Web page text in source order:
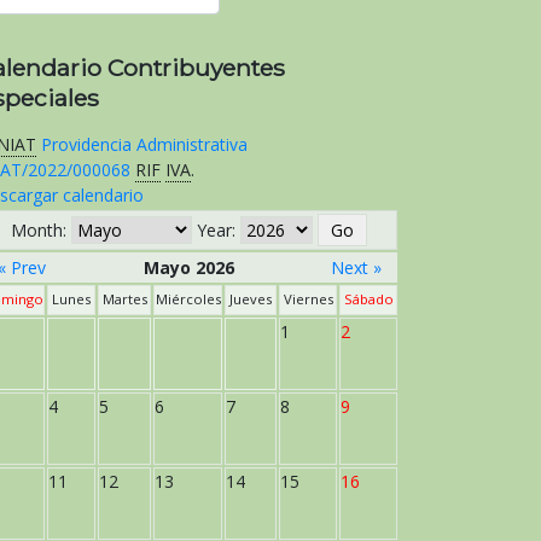
Contribuyentes
Providencia Administrativa
2022/000068 RIF IVA.
calendario
Month:
Year:
« Prev
Mayo 2026 Next »
Lunes Martes Miércoles Jueves Viernes Sábado
1 2
4 5 6 7 8 9
11 12 13 14 15 16